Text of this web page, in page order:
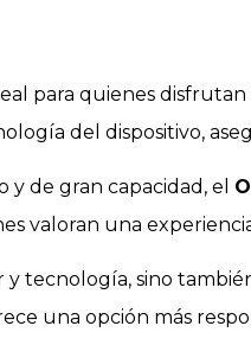
para quienes
del dispositivo,
y de gran capacidad, el
valoran una
y tecnología, sino
una opción más